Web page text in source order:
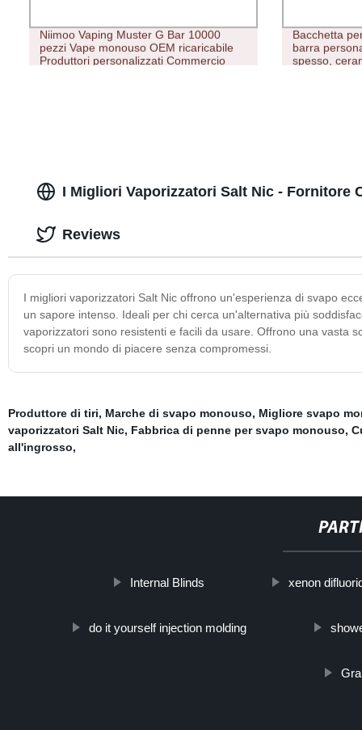
Niimoo Vaping Muster G Bar 10000
pezzi Vape monouso OEM ricaricabile
Produttori personalizzati Commercio
Bacchetta
barra
spesso,
I Migliori Vaporizzatori Salt Nic - Fornitore
I migliori vaporizzatori Salt Nic offrono un'esperienza di svapo
un sapore intenso. Ideali per chi cerca un'alternativa più
vaporizzatori sono resistenti e facili da usare. Offrono una vasta
scopri un mondo di piacere senza compromessi.
Reviews
Produttore di tiri, Marche di svapo monouso, Migliore svapo
vaporizzatori Salt Nic, Fabbrica di penne per svapo monouso,
all'ingrosso,
Internal Blinds xenon
do it yourself injection molding